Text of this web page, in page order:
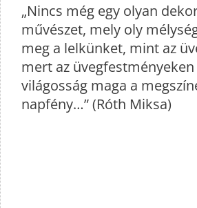
„Nincs még egy olyan
művészet, mely oly
meg a lelkünket, mint az
mert az
világosság maga a
napfény…” (Róth Miksa)